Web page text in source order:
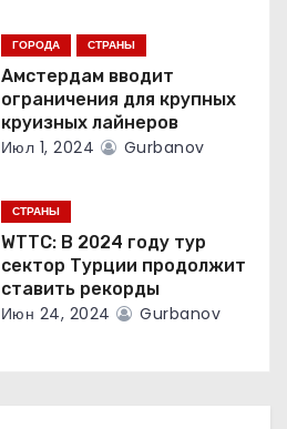
ГОРОДА СТРАНЫ
Амстердам вводит
ограничения для крупных
круизных лайнеров
Июл 1, 2024 Gurbanov
СТРАНЫ
WTTC: В 2024 году тур
сектор Турции продолжит
ставить рекорды
Июн 24, 2024 Gurbanov